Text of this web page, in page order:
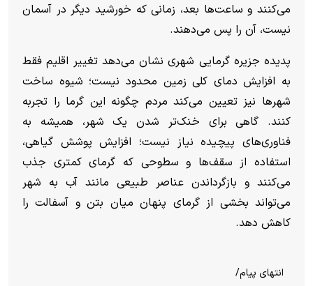
می‌کنند و ساعت‌ها بعد، زمانی که خورشید دیگر در آسمان
نیست، آن را پس می‌دهند.
پدیده جزیره گرمایی شهری نشان می‌دهد تغییر اقلیم فقط
به افزایش دمای کلی زمین محدود نیست؛ شیوه ساخت
شهر‌ها نیز تعیین می‌کند مردم چگونه این گرما را تجربه
کنند. گاهی برای خنک‌تر شدن یک شهر، همیشه به
فناوری‌های پیچیده نیاز نیست؛ افزایش پوشش گیاهی،
استفاده از سقف‌ها و سطوحی که گرمای کمتری جذب
می‌کنند و بازگرداندن عناصر طبیعی مانند آب به شهر
می‌تواند بخشی از گرمای پنهان میان بتن و آسفالت را
کاهش دهد.
انتهای پیام/